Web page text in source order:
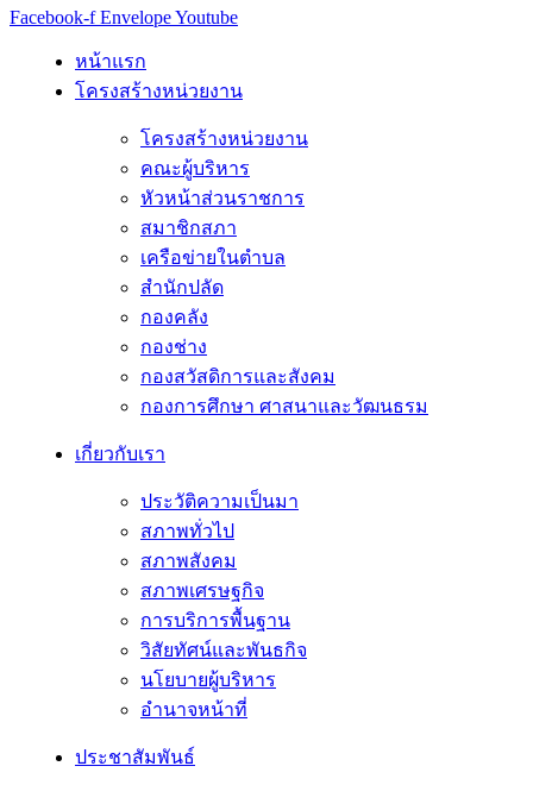
Facebook-f EnvelopeYoutube
หน้าแรก
โครงสร้างหน่วยงาน
โครงสร้างหน่วยงาน
คณะผู้บริหาร
หัวหน้าส่วนราชการ
สมาชิกสภา
เครือข่ายในตำบล
สำนักปลัด
กองคลัง
กองช่าง
กองสวัสดิการและสังคม
กองการศึกษา ศาสนาและวัฒนธรม
เกี่ยวกับเรา
ประวัติความเป็นมา
สภาพทั่วไป
สภาพสังคม
สภาพเศรษฐกิจ
การบริการพื้นฐาน
วิสัยทัศน์และพันธกิจ
นโยบายผู้บริหาร
อํานาจหน้าที่
ประชาสัมพันธ์